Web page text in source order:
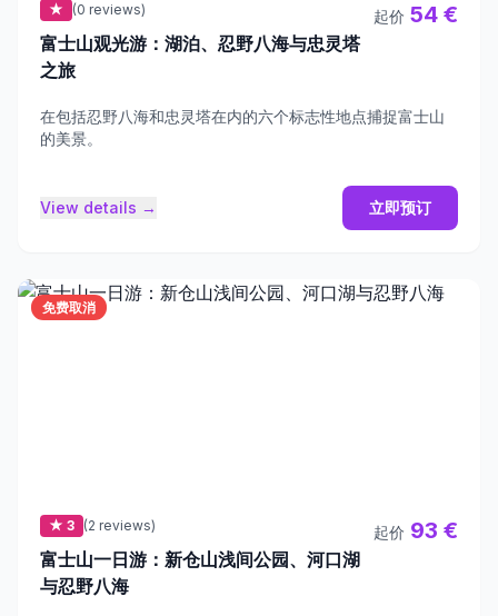
★ (0 reviews)
富士山观光游：湖泊、忍野八海与忠灵塔
之旅
起价 54 €
在包括忍野八海和忠灵塔在内的六个标志性地点捕捉富士山
的美景。
View details → 立即预订
免费取消
★ 3 (2 reviews)
富士山一日游：新仓山浅间公园、河口湖
与忍野八海
起价 93 €